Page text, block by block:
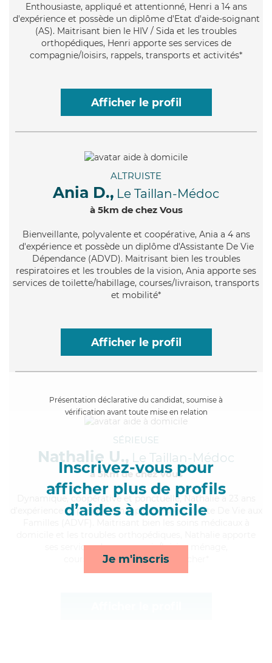
Enthousiaste, appliqué et attentionné, Henri a 14 ans
d'expérience et possède un diplôme d'Etat d'aide-soignant
(AS). Maitrisant bien le HIV / Sida et les troubles
orthopédiques, Henri apporte ses services de
compagnie/loisirs, rappels, transports et activités*
Afficher le profil
ALTRUISTE
Ania D., Le Taillan-Médoc
à 5km de chez Vous
Bienveillante, polyvalente et coopérative, Ania a 4 ans
d'expérience et possède un diplôme d'Assistante De Vie
Dépendance (ADVD). Maitrisant bien les troubles
respiratoires et les troubles de la vision, Ania apporte ses
services de toilette/habillage, courses/livraison, transports
et mobilité*
Afficher le profil
Présentation déclarative du candidat, soumise à
vérification avant toute mise en relation
Inscrivez-vous pour
afficher plus de profils
d’aides à domicile
Je m'inscris
SÉRIEUSE
Nathalie U., Le Taillan-Médoc
à 5km de chez Vous
, coopérative et ponctuelle, Nathalie a 23 ans
d'expérience et possède un diplôme d'Assistante De Vie aux
ses services de compagnie/loisirs, ménage,
courses/livraison et lever/coucher*